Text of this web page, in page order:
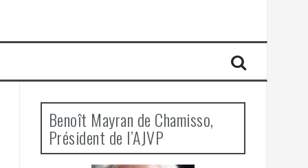
Benoît Mayran de Chamisso,
Président de l’AJVP